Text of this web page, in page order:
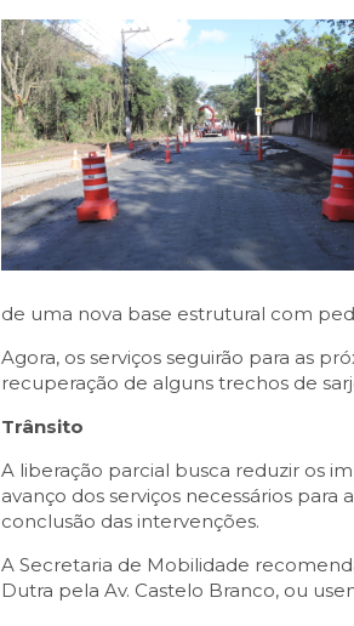
de uma nova base estrutural com
Agora, os serviços seguirão para as
recuperação de alguns trechos de
Trânsito
A liberação parcial busca reduzir os
avanço dos serviços necessários
conclusão das intervenções.
A Secretaria de Mobilidade
Dutra pela Av. Castelo Branco, ou